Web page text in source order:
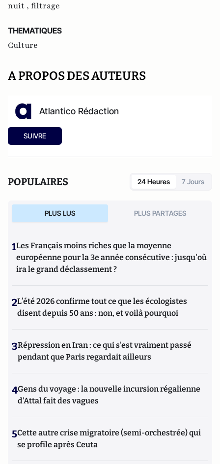
nuit , filtrage
THEMATIQUES
Culture
A PROPOS DES AUTEURS
Atlantico Rédaction
SUIVRE
POPULAIRES 24 Heures 7 Jours
PLUS LUS PLUS PARTAGES
1Les Français moins riches que la moyenne
européenne pour la 3e année consécutive : jusqu'où
ira le grand déclassement ?
2L’été 2026 confirme tout ce que les écologistes
disent depuis 50 ans : non, et voilà pourquoi
3Répression en Iran : ce qui s'est vraiment passé
pendant que Paris regardait ailleurs
4Gens du voyage : la nouvelle incursion régalienne
d'Attal fait des vagues
5Cette autre crise migratoire (semi-orchestrée) qui
se profile après Ceuta